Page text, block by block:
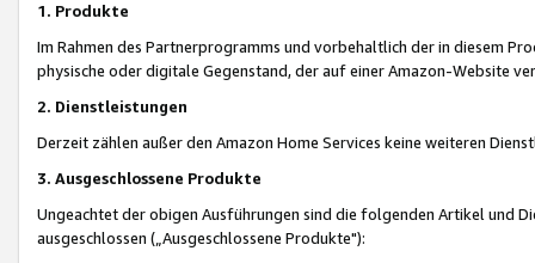
1. Produkte
Im Rahmen des Partnerprogramms und vorbehaltlich der in diesem
physische oder digitale Gegenstand, der auf einer Amazon-Website
2. Dienstleistungen
Derzeit zählen außer den Amazon Home Services keine weiteren
3. Ausgeschlossene Produkte
Ungeachtet der obigen Ausführungen sind die folgenden Artikel und
ausgeschlossen („Ausgeschlossene Produkte"):